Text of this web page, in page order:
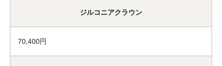
ジルコニアクラウン
70,400円